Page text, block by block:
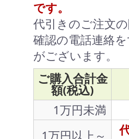
です。
代引きのご注文
確認の電話連絡
がございます。
ご購入合計金
額(税込)
1万円未満
1万円以上～